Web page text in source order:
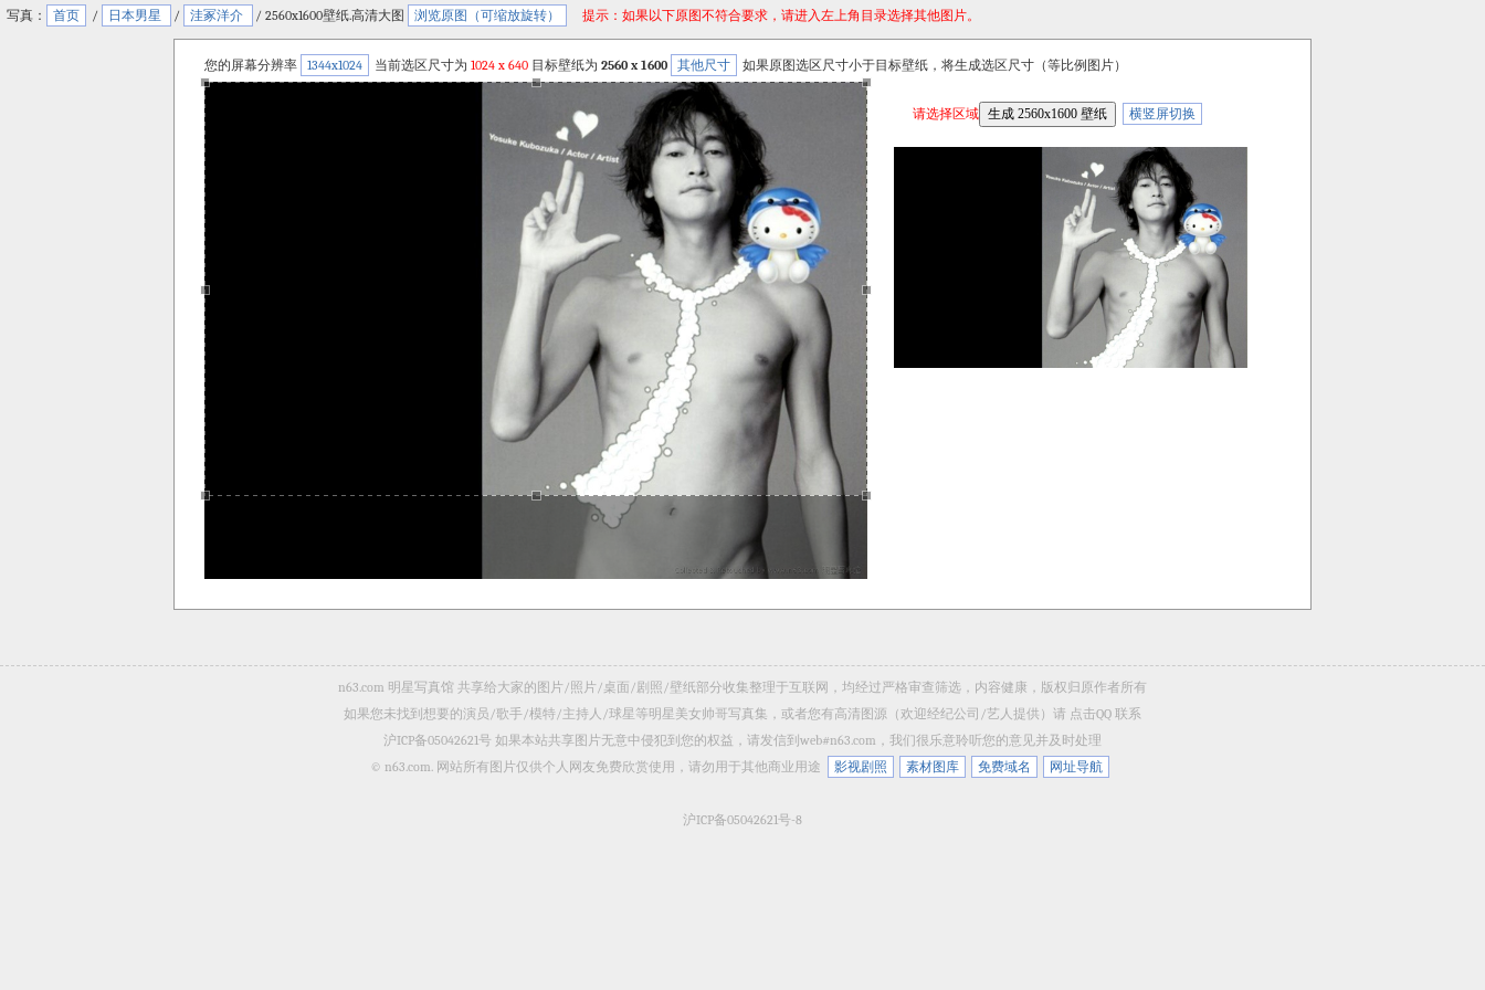
写真： 首页 / 日本男星 / 洼冢洋介 / 2560x1600壁纸.高清大图 浏览原图（可缩放旋转） 提示：如果以下原图不符合要求，请进入左上角目录选择其他图片。
您的屏幕分辨率 1344x1024 当前选区尺寸为 1024 x 640 目标壁纸为 2560 x 1600 其他尺寸 如果原图选区尺寸小于目标壁纸，将生成选区尺寸（等比例图片）
请选择区域 横竖屏切换
n63.com 明星写真馆 共享给大家的图片/照片/桌面/剧照/壁纸部分收集整理于互联网，均经过严格审查筛选，内容健康，版权归原作者所有
如果您未找到想要的演员/歌手/模特/主持人/球星等明星美女帅哥写真集，或者您有高清图源（欢迎经纪公司/艺人提供）请 点击QQ 联系
沪ICP备05042621号 如果本站共享图片无意中侵犯到您的权益，请发信到web#n63.com，我们很乐意聆听您的意见并及时处理
© n63.com. 网站所有图片仅供个人网友免费欣赏使用，请勿用于其他商业用途
影视剧照 素材图库 免费域名 网址导航
沪ICP备05042621号-8